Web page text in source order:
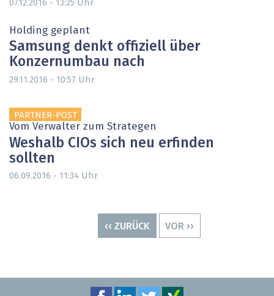
07.12.2016 - 13:25 Uhr
Holding geplant
Samsung denkt offiziell über
Konzernumbau nach
29.11.2016 - 10:57 Uhr
PARTNER-POST
Vom Verwalter zum Strategen
Weshalb CIOs sich neu erfinden
sollten
06.09.2016 - 11:34 Uhr
VORHERIGE
‹‹ ZURÜCK
NÄCHSTE
VOR ››